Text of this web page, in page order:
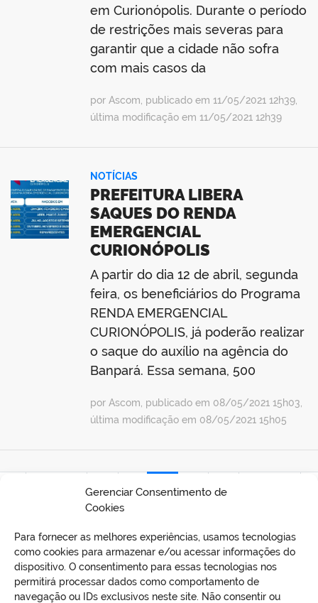
Gerenciar Consentimento de
Cookies
Para fornecer as melhores experiências, usamos tecnologias
como cookies para armazenar e/ou acessar informações do
dispositivo. O consentimento para essas tecnologias nos
permitirá processar dados como comportamento de
navegação ou IDs exclusivos neste site. Não consentir ou
em Curionópolis. Durante o período
de restrições mais severas para
garantir que a cidade não sofra
com mais casos da
por Ascom, publicado em 11/05/2021 12h39,
última modificação em 11/05/2021 12h39
NOTÍCIAS
PREFEITURA LIBERA
SAQUES DO RENDA
EMERGENCIAL
CURIONÓPOLIS
A partir do dia 12 de abril, segunda
feira, os beneficiários do Programa
RENDA EMERGENCIAL
CURIONÓPOLIS, já poderão realizar
o saque do auxílio na agência do
Banpará. Essa semana, 500
por Ascom, publicado em 08/05/2021 15h03,
última modificação em 08/05/2021 15h05
21 24